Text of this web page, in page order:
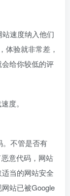
速度纳入他们
体验就非常差，
给你较低的评
度。
。不管是否有
意代码，网站
当的网站安全
站已被Google